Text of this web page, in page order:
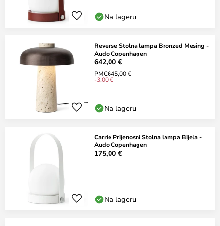
Na lageru
Reverse Stolna lampa Bronzed Mesing -
Audo Copenhagen
642,00 €
PMC645,00 €
-3,00 €
Na lageru
Carrie Prijenosni Stolna lampa Bijela -
Audo Copenhagen
175,00 €
Na lageru